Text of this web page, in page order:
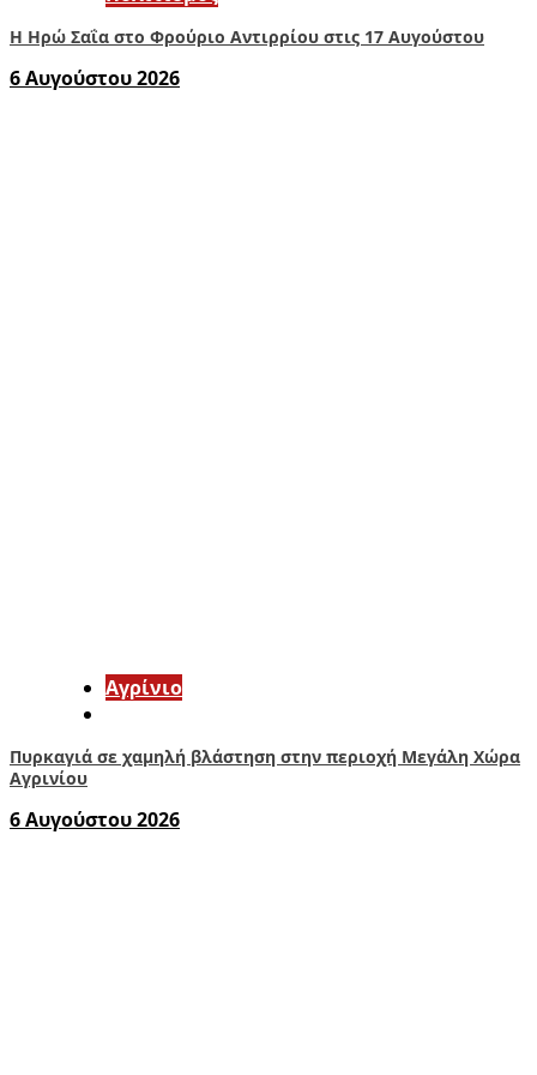
Η Ηρώ Σαΐα στο Φρούριο Αντιρρίου στις 17 Αυγούστου
6 Αυγούστου 2026
Aγρίνιο
Πυρκαγιά σε χαμηλή βλάστηση στην περιοχή Μεγάλη Χώρα
Αγρινίου
6 Αυγούστου 2026